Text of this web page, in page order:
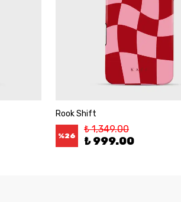
Rook Shift
%26
₺ 1,349.00
₺ 999.00